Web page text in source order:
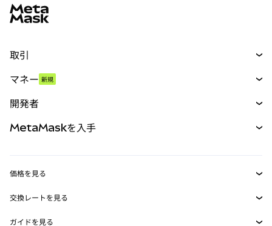
取引
パーペチュアル
RWA
マネー 新規
開発者
MetaMask Connect
MetaMaskを入手
価格を見る
イーサリアムの価格
Solanaの価格
交換レートを見る
ガイドを見る